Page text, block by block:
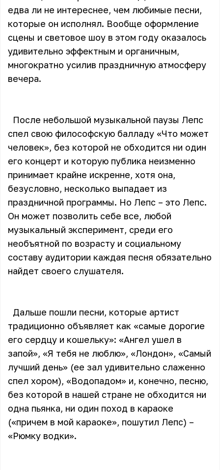
едва ли не интереснее, чем любимые песни,
которые он исполнял. Вообще оформление
сцены и световое шоу в этом году оказалось
удивительно эффектным и органичным,
многократно усилив праздничную атмосферу
вечера.
После небольшой музыкальной паузы Лепс
спел свою философскую балладу «Что может
человек», без которой не обходится ни один
его концерт и которую публика неизменно
принимает крайне искренне, хотя она,
безусловно, несколько выпадает из
праздничной программы. Но Лепс – это Лепс.
Он может позволить себе все, любой
музыкальный эксперимент, среди его
необъятной по возрасту и социальному
составу аудитории каждая песня обязательно
найдет своего слушателя.
Дальше пошли песни, которые артист
традиционно объявляет как «самые дорогие
его сердцу и кошельку»: «Ангел ушел в
запой», «Я тебя не люблю», «Лондон», «Самый
лучший день» (ее зал удивительно слаженно
спел хором), «Водопадом» и, конечно, песню,
без которой в нашей стране не обходится ни
одна пьянка, ни один поход в караоке
(«причем в мой караоке», пошутил Лепс) –
«Рюмку водки».